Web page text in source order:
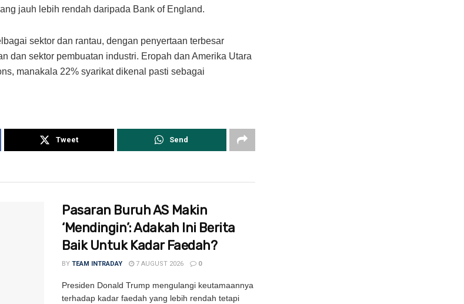
jauh lebih rendah daripada Bank of England.
sektor dan rantau, dengan penyertaan terbesar
dan sektor pembuatan industri. Eropah dan Amerika Utara
manakala 22% syarikat dikenal pasti sebagai
Tweet Send
Pasaran Buruh AS Makin
‘Mendingin’: Adakah Ini Berita
Baik Untuk Kadar Faedah?
BY TEAM INTRADAY 7 AUGUST 2026 0
Presiden Donald Trump mengulangi keutamaannya
terhadap kadar faedah yang lebih rendah tetapi